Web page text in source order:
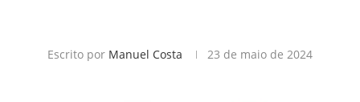
Escrito por Manuel Costa 23 de maio de 2024